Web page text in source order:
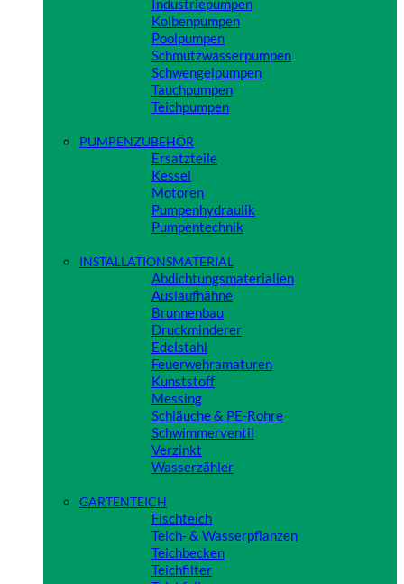
Industriepumpen
Kolbenpumpen
Poolpumpen
Schmutzwasserpumpen
Schwengelpumpen
Tauchpumpen
Teichpumpen
PUMPENZUBEHÖR
Ersatzteile
Kessel
Motoren
Pumpenhydraulik
Pumpentechnik
INSTALLATIONSMATERIAL
Abdichtungsmaterialien
Auslaufhähne
Brunnenbau
Druckminderer
Edelstahl
Feuerwehramaturen
Kunststoff
Messing
Schläuche & PE-Rohre
Schwimmerventil
Verzinkt
Wasserzähler
GARTENTEICH
Fischteich
Teich- & Wasserpflanzen
Teichbecken
Teichfilter